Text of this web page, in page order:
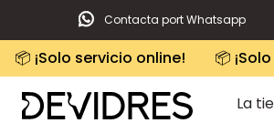
Contacta port Whatsapp
📦 ¡Solo servicio online! 📦
La